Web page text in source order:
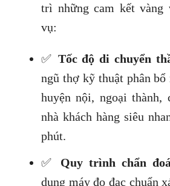
trì những cam kết vàng
vụ:
✅ Tốc độ di chuyển
ngũ thợ kỹ thuật phân bổ
huyện nội, ngoại thành,
nhà khách hàng siêu
phút.
✅ Quy trình chẩn
dụng máy đo đạc chuẩn